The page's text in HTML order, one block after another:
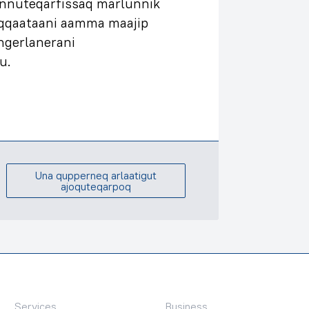
aamma maajip
Una qupperneq arlaatigut
ajoquteqarpoq
Services
Business